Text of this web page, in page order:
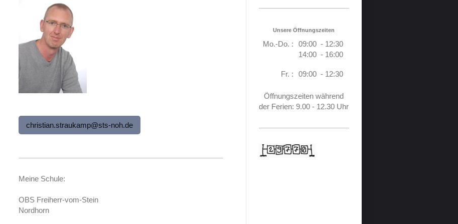
christian.straukamp@sts-noh.de
Meine Schule:
OBS Freiherr-vom-Stein
Nordhorn
Unsere Öffnungszeiten
Mo.-Do. :
09:00 - 12:30
14:00 - 16:00
Fr. : 09:00 - 12:30
Öffnungszeiten während
der Ferien: 9.00 - 12.30 Uhr